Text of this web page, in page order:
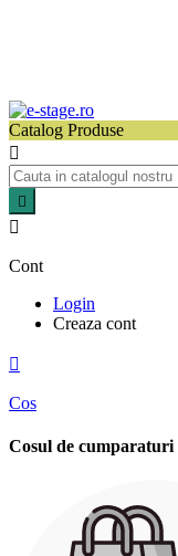
Catalog Produse



Cont
Login
Creaza cont

Cos
Cosul de cumparaturi